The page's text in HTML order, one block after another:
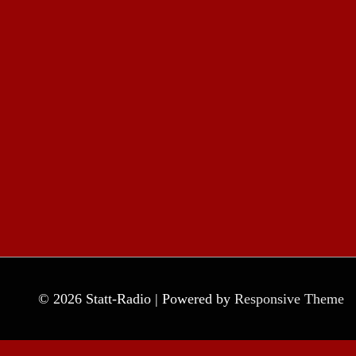
© 2026 Statt-Radio | Powered by Responsive Theme